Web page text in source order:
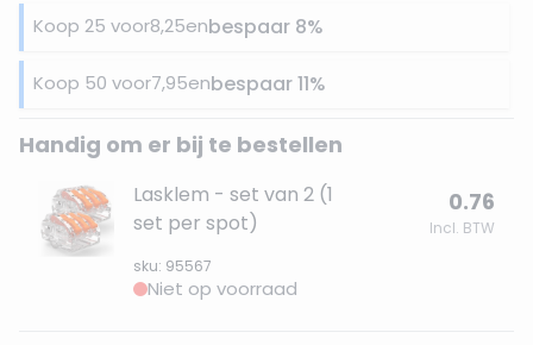
Koop 25 voor8,25enbespaar 8%
Koop 50 voor7,95enbespaar11%
Handig om er bij te bestellen
Lasklem - set van 2 (1
set per spot)
sku: 95567
0.76
Incl. BTW
Niet op voorraad